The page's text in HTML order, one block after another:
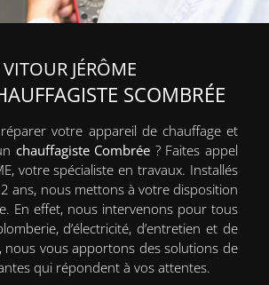
39 96
d’Anjou, France
DE CONTACT
d’ouverture
au Vendredi :
Dimanche : Fermé
VITOUR JÉRÔME
SCOMBRÉE
votre appareil de chauffage et
chauffagisteCombrée ? Faites appel
votre spécialiste en travaux. Installés
ans, nous mettons à votre disposition
En effet, nous intervenons pour tous
d’électricité, d’entretien et de
nous vous apportons des solutions de
qui répondent à vos attentes.